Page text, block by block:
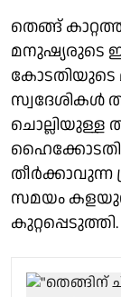
തെങ്ങ്
മനുഷ്യരുടെ
കോടതിയുടെ
സ്വദേശികൾ
ചൊല്ലിയുള്ള
ഹൈക്കോടതി
തീർക്കാവുന്ന
സമയം
കുറ്റപ്പെടുത്തി.